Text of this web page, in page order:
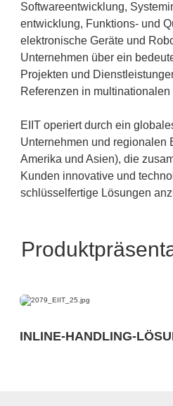
Softwareentwicklung,
entwicklung, Funktions- und
elektronische Geräte und
Unternehmen über ein
Projekten und
Referenzen in
EIIT operiert durch ein
Unternehmen und regionalen
Amerika und Asien), die
Kunden innovative und
schlüsselfertige Lösungen
INLINE-HANDLING-